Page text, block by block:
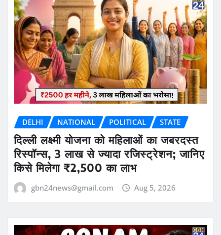
DELHI NATIONAL POLITICAL STATE
दिल्ली लक्ष्मी योजना को महिलाओं का जबरदस्त
रिस्पॉन्स, 3 लाख से ज्यादा रजिस्ट्रेशन; जानिए
किसे मिलेगा ₹2,500 का लाभ
gbn24news@gmail.com Aug 5, 2026